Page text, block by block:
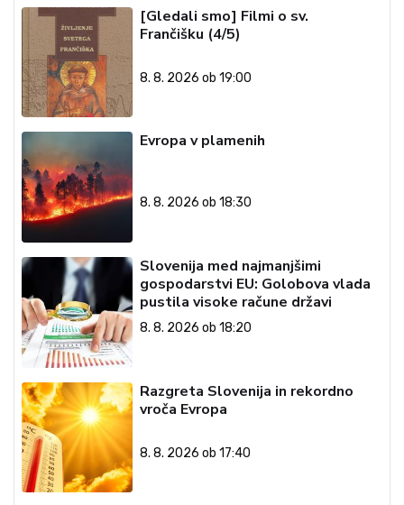
[Gledali smo] Filmi o sv.
Frančišku (4/5)
8. 8. 2026 ob 19:00
Evropa v plamenih
8. 8. 2026 ob 18:30
Slovenija med najmanjšimi
gospodarstvi EU: Golobova vlada
pustila visoke račune državi
8. 8. 2026 ob 18:20
Razgreta Slovenija in rekordno
vroča Evropa
8. 8. 2026 ob 17:40